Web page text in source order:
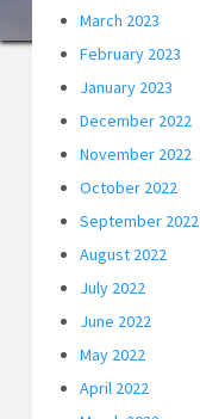
March 2023
February 2023
January 2023
December 2022
November 2022
October 2022
September 2022
August 2022
July 2022
June 2022
May 2022
April 2022